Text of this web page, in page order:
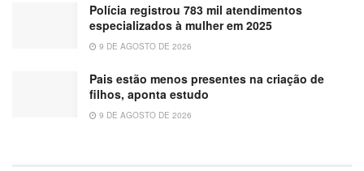
Polícia registrou 783 mil atendimentos
especializados à mulher em 2025
9 DE AGOSTO DE 2026
Pais estão menos presentes na criação de
filhos, aponta estudo
9 DE AGOSTO DE 2026